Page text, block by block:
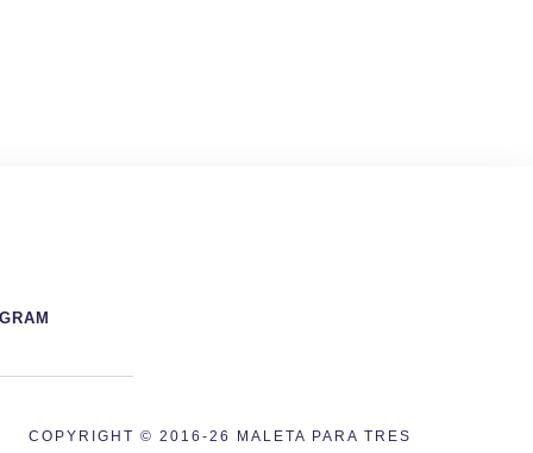
COPYRIGHT © 2016-26 MALETA PARA TRES